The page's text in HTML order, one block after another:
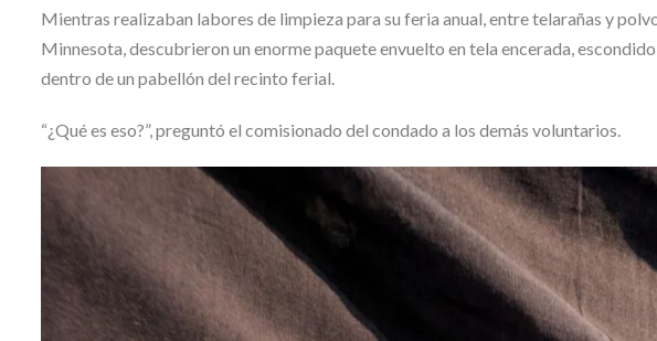
Mientras realizaban labores de limpieza para su feria anual, entre telarañas y
Minnesota, descubrieron un enorme paquete envuelto en tela encerada,
dentro de un pabellón del recinto ferial.
“¿Qué es eso?”, preguntó el comisionado del condado a los demás voluntarios.